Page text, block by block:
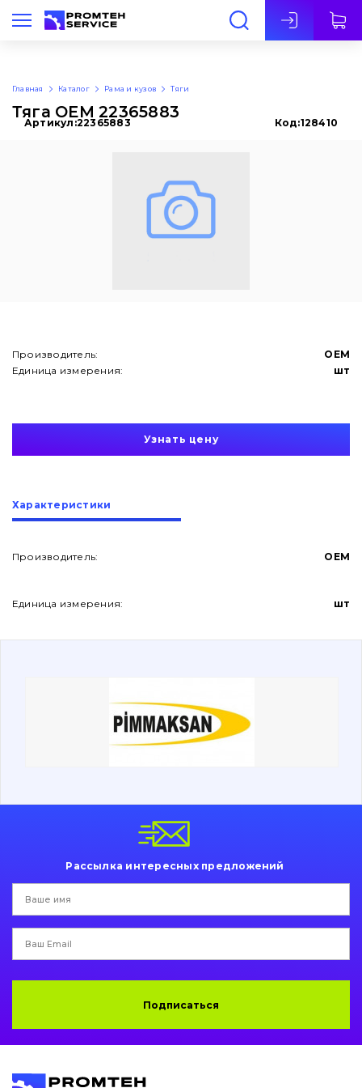
Рус
О нас
Контакты
Вакансии
Ножи, режущие кромки
Защита (ковша, адаптера)
Пальци и втулки
Гидравлика
написати
Главная Каталог Рама и кузов Тяги
Тяга OEM 22365883
Артикул:22365883 Код:128410
Производитель:
OEM
Единица измерения:
шт
Узнать цену
Характеристики
Производитель: OEM
Единица измерения: шт
Рассылка интересных предложений
Подписаться